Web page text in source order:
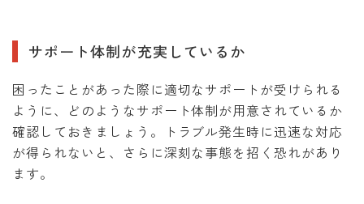
サポート体制が充実しているか
困ったことがあった際に適切なサポートが受けられる
ように、どのようなサポート体制が用意されているか
確認しておきましょう。トラブル発生時に迅速な対応
が得られないと、さらに深刻な事態を招く恐れがあり
ます。